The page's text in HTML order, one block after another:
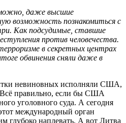
даже высшие
возможность познакомиться с
Как подсудимые, ставшие
против человечества.
в секретных центрах
обвинения сняли даже в
невиновных исполняли США,
правильно, если бы США
уголовного суда. А сегодня
международный орган
глубоко наплевать. А вот Литва